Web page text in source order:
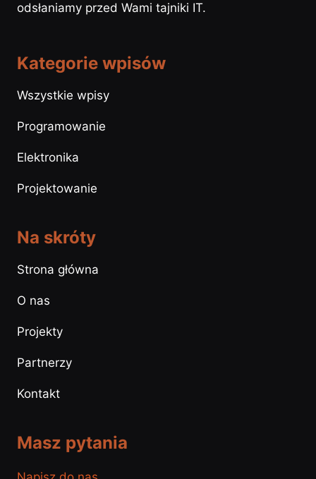
odsłaniamy przed Wami tajniki IT.
Kategorie wpisów
Wszystkie wpisy
Programowanie
Elektronika
Projektowanie
Na skróty
Strona główna
O nas
Projekty
Partnerzy
Kontakt
Masz pytania